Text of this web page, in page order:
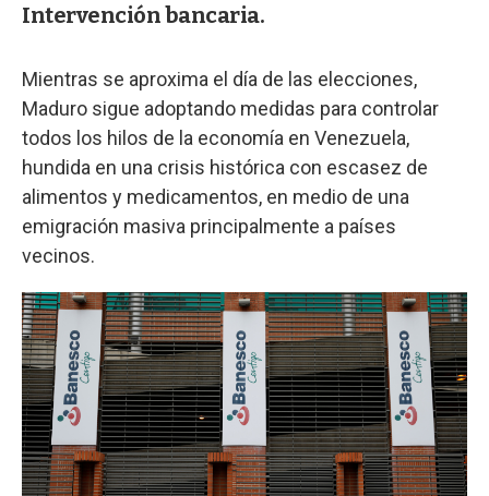
Intervención bancaria.
Mientras se aproxima el día de las elecciones,
Maduro sigue adoptando medidas para controlar
todos los hilos de la economía en Venezuela,
hundida en una crisis histórica con escasez de
alimentos y medicamentos, en medio de una
emigración masiva principalmente a países
vecinos.